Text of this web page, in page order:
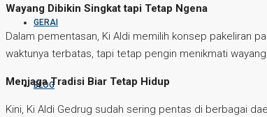
GERAI
BLOG
Wayang Dibikin Singkat tapi Tetap Ngena
Dalam pementasan, Ki Aldi memilih konsep pakeliran
waktunya terbatas, tapi tetap pengin menikmati
Menjaga Tradisi Biar Tetap Hidup
Kini, Ki Aldi Gedrug sudah sering pentas di berbagai